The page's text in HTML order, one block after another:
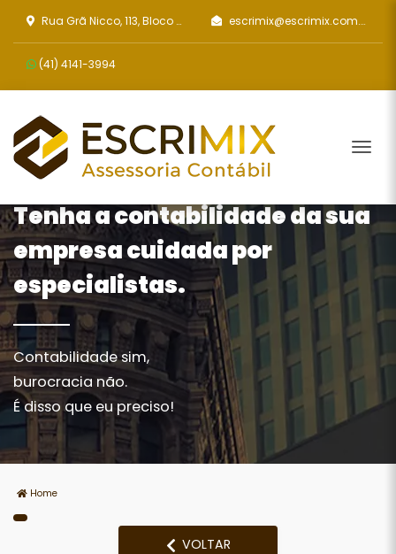
Rua Grã Nicco, 113, Bloco 2 - Sala 202 escrimix@escrimix.com.br
(41) 4141-3994
Tenha a contabilidade da sua
empresa cuidada por
especialistas.
Contabilidade sim,
burocracia não.
É disso que eu preciso!
Home
VOLTAR